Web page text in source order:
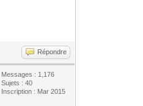
Répondre
Messages : 1,176
Sujets : 40
Inscription : Mar 2015